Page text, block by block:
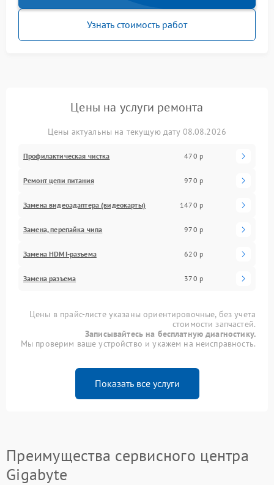
Узнать стоимость работ
Цены на услуги ремонта
Цены актуальны на текущую дату 08.08.2026
Профилактическая чистка 470 р
Ремонт цепи питания 970 р
Замена видеоадаптера (видеокарты) 1470 р
Замена, перепайка чипа 970 р
Замена HDMI-разъема 620 р
Замена разъема 370 р
Цены в прайс-листе указаны ориентировочные, без учета
стоимости запчастей.
Записывайтесь на бесплатную диагностику.
Мы проверим ваше устройство и укажем на неисправность.
Показать все услуги
Преимущества сервисного центра
Gigabyte